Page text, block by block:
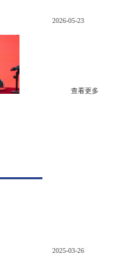
2026-05-23
查看更多
2025-03-26